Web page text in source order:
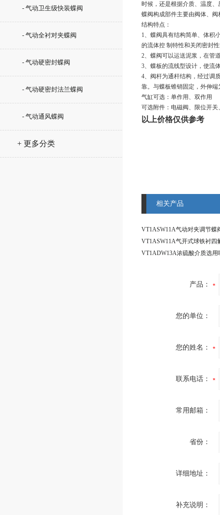
- 气动卫生级快装蝶阀
- 气动全衬对夹蝶阀
- 气动硬密封蝶阀
- 气动硬密封法兰蝶阀
- 气动通风蝶阀
+ 更多分类
时候，还是根据介质、温度
蝶阀构成部件主要由阀体、
结构特点：
1、蝶阀具有结构简单、体积
的流体控 制特性和关闭密封
2、蝶阀可以运送泥浆，在管
3、蝶板的流线型设计，使流
4、阀杆为通杆结构，经过调
靠。与蝶板锥销固定，外伸
气缸可选：单作用、双作用
可选附件：电磁阀、限位开
以上价格仅供参考
相关产品
产品：
您的单位：
您的姓名：
联系电话：
常用邮箱：
省份：
详细地址：
补充说明：